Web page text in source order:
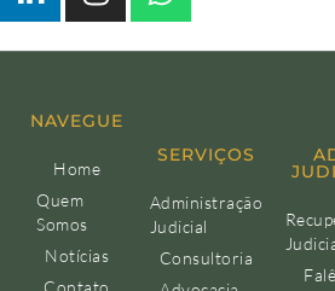
NAVEGUE
Home
Quem
Somos
Notícias
SERVIÇOS
Administração
Judicial
Consultoria